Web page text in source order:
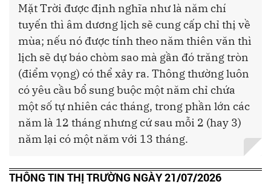
Mặt Trời được định nghĩa như là năm chí
tuyến thì âm dương lịch sẽ cung cấp chỉ thị về
mùa; nếu nó được tính theo năm thiên văn thì
lịch sẽ dự báo chòm sao mà gần đó trăng tròn
(điểm vọng) có thể xảy ra. Thông thường luôn
có yêu cầu bổ sung buộc một năm chỉ chứa
một số tự nhiên các tháng, trong phần lớn các
năm là 12 tháng nhưng cứ sau mỗi 2 (hay 3)
năm lại có một năm với 13 tháng.
THÔNG TIN THỊ TRƯỜNG NGÀY 21/07/2026